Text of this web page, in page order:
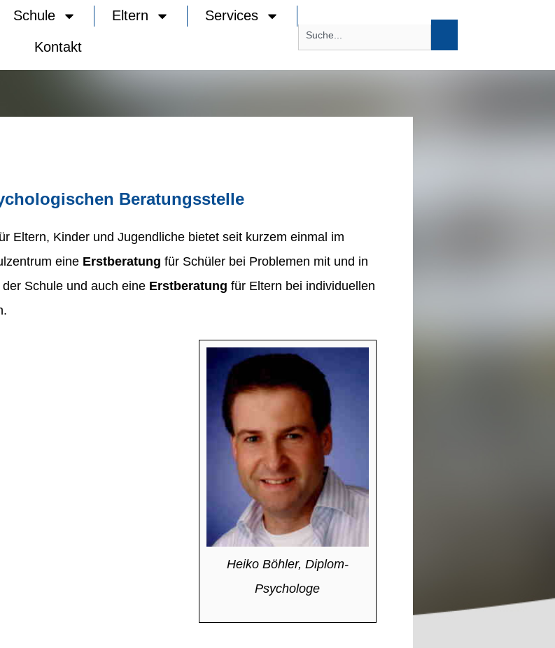
Schule Eltern Services
Kontakt
Beratungsstelle
Eltern, Kinder und Jugendliche bietet seit kurzem einmal im
eine Erstberatung für Schüler bei Problemen mit und in
Schule und auch eine Erstberatung für Eltern bei individuellen
Heiko Böhler, Diplom-
Psychologe